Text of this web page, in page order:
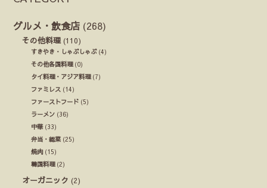
グルメ・飲食店 (268)
その他料理 (110)
すきやき・しゃぶしゃぶ(4)
その他各国料理(0)
タイ料理・アジア料理(7)
ファミレス (14)
ファーストフード (5)
ラーメン (36)
中華(33)
弁当・総菜 (25)
焼肉 (15)
韓国料理(2)
オーガニック (2)